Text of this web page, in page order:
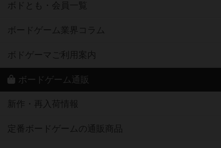
ボドとも・会員一覧
ボードゲーム業界コラム
ボドゲーマご利用案内
ボードゲーム通販
新作・再入荷情報
定番ボードゲームの通販商品